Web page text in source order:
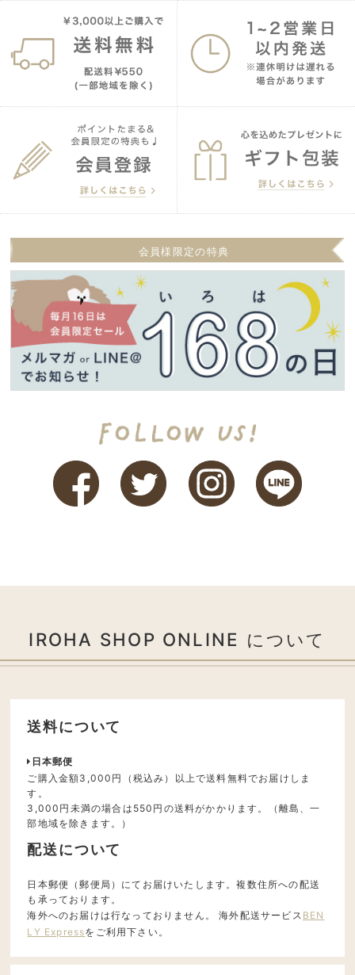
会員様限定の特典
IROHA SHOP ONLINE について
送料について
日本郵便
ご購入金額3,000円（税込み）以上で送料無料でお届けしま
す。
3,000円未満の場合は550円の送料がかかります。（離島、一
部地域を除きます。）
配送について
日本郵便（郵便局）にてお届けいたします。複数住所への配送
も承っております。
海外へのお届けは行なっておりません。 海外配送サービス BEN
LY Expressをご利用下さい。